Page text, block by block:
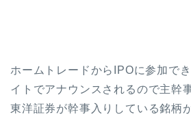
ホームトレードからIPOに参加で
イトでアナウンスされるので主幹
東洋証券が幹事入りしている銘柄